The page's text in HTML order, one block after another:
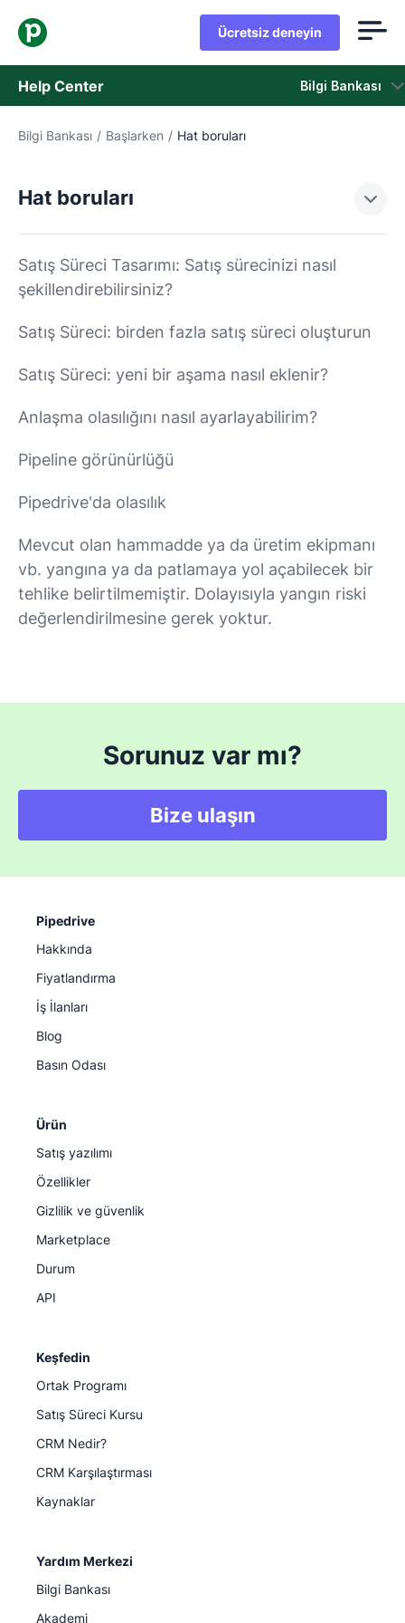
Ücretsiz deneyin
Help Center Bilgi Bankası
Bilgi Bankası
Bilgi Bankası / Başlarken / Hat boruları
Hat boruları
Satış Süreci Tasarımı: Satış sürecinizi nasıl
şekillendirebilirsiniz?
Satış Süreci: birden fazla satış süreci oluşturun
Satış Süreci: yeni bir aşama nasıl eklenir?
Anlaşma olasılığını nasıl ayarlayabilirim?
Pipeline görünürlüğü
Pipedrive'da olasılık
Mevcut olan hammadde ya da üretim ekipmanı
vb. yangına ya da patlamaya yol açabilecek bir
tehlike belirtilmemiştir. Dolayısıyla yangın riski
değerlendirilmesine gerek yoktur.
Sorunuz var mı?
Bize ulaşın
Pipedrive
Hakkında
Fiyatlandırma
İş İlanları
Blog
Basın Odası
Ürün
Satış yazılımı
Özellikler
Gizlilik ve güvenlik
Marketplace
Durum
API
Keşfedin
Ortak Programı
Satış Süreci Kursu
CRM Nedir?
CRM Karşılaştırması
Kaynaklar
Yardım Merkezi
Bilgi Bankası
Akademi